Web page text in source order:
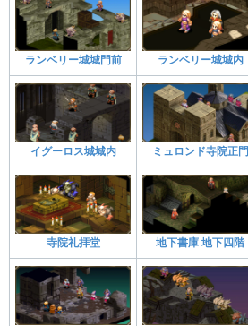
ランベリー城城門前 ランベリー城城内
イグーロス城城内 ミュロンド寺院正門
寺院礼拝堂 地下書庫 地下四階